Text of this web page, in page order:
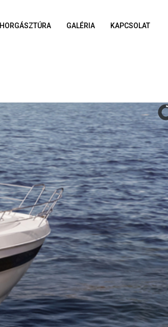
HORGÁSZTÚRA GALÉRIA KAPCSOLAT